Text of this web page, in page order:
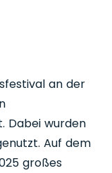
an der
Dabei wurden
Auf dem
großes